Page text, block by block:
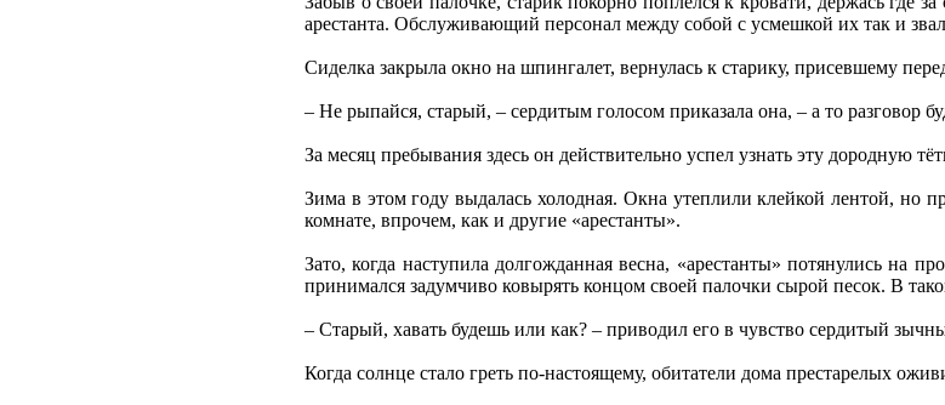
арестанта. Обслуживающий персонал между собой с усмешкой их так и
Сиделка закрыла окно на шпингалет, вернулась к старику, присевшему
– Не рыпайся, старый, – сердитым голосом приказала она, – а то разговор
За месяц пребывания здесь он действительно успел узнать эту дородную
Зима в этом году выдалась холодная. Окна утеплили клейкой лентой, но
комнате, впрочем, как и другие «арестанты».
Зато, когда наступила долгожданная весна, «арестанты» потянулись на
принимался задумчиво ковырять концом своей палочки сырой песок. В
– Старый, хавать будешь или как? – приводил его в чувство сердитый
Когда солнце стало греть по-настоящему, обитатели дома престарелых